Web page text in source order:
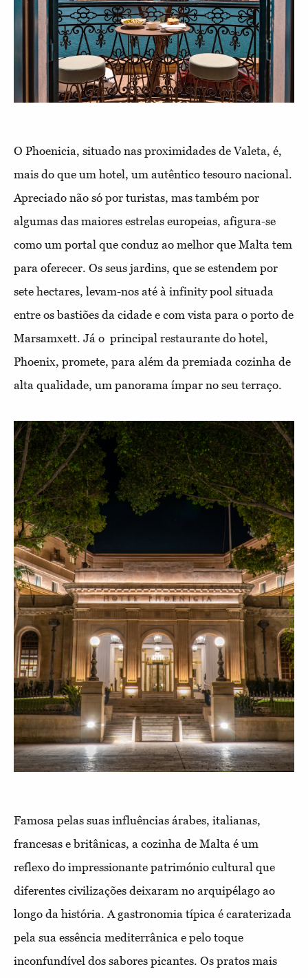
O Phoenicia, situado nas proximidades de Valeta, é,
mais do que um hotel, um autêntico tesouro nacional.
Apreciado não só por turistas, mas também por
algumas das maiores estrelas europeias, afigura-se
como um portal que conduz ao melhor que Malta tem
para oferecer. Os seus jardins, que se estendem por
sete hectares, levam-nos até à infinity pool situada
entre os bastiões da cidade e com vista para o porto de
Marsamxett. Já o principal restaurante do hotel,
Phoenix, promete, para além da premiada cozinha de
alta qualidade, um panorama ímpar no seu terraço.
Famosa pelas suas influências árabes, italianas,
francesas e britânicas, a cozinha de Malta é um
reflexo do impressionante património cultural que
diferentes civilizações deixaram no arquipélago ao
longo da história. A gastronomia típica é caraterizada
pela sua essência mediterrânica e pelo toque
inconfundível dos sabores picantes. Os pratos mais